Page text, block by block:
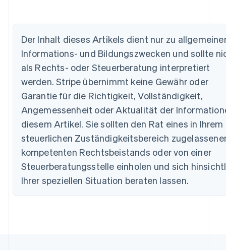
Der Inhalt dieses Artikels dient nur zu
Informations- und Bildungszwecken und sollte
als Rechts- oder Steuerberatung interpretiert
werden. Stripe übernimmt keine Gewähr oder
Garantie für die Richtigkeit, Vollständigkeit,
Angemessenheit oder Aktualität der
diesem Artikel. Sie sollten den Rat eines in Ihrem
steuerlichen Zuständigkeitsbereich
kompetenten Rechtsbeistands oder von einer
Steuerberatungsstelle einholen und sich
Ihrer speziellen Situation beraten lassen.
English
NederlandsFrançais DeutschEnglish
Brasilien
Português English
Bulgarien
English
Dänemark
Deutschland
DeutschEnglish
Estland
English
Festlandchina
简体中文English
EnglishSvenska
Frankreich